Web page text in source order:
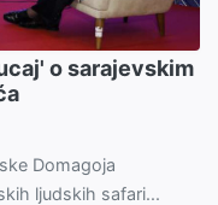
o sarajevskim
Domagoja
ljudskih safari...